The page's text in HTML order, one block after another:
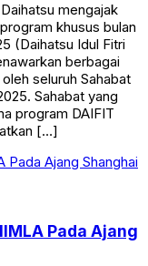
mengajak
khusus bulan
(Daihatsu Idul Fitri
berbagai
seluruh Sahabat
Sahabat yang
program DAIFIT
[…]
Pada Ajang